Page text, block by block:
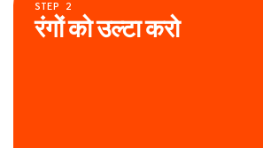
STEP 2
रंगों को उल्टा करो